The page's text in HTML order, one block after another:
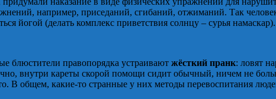
например, приседаний, сгибаний, отжиманий. Так человек
йогой (делать комплекс приветствия солнцу – сурья намаскар).
блюстители правопорядка устраивают жёсткий пранк: ловят
внутри кареты скорой помощи сидит обычный, ничем не
В общем, какие-то странные у них методы перевоспитания